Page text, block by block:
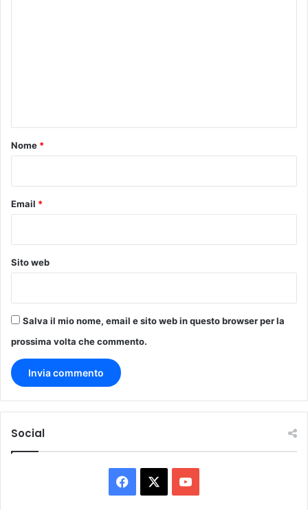
o
Nome *
Email *
Sito web
Salva il mio nome, email e sito web in questo browser per la
prossima volta che commento.
Social
Facebook You